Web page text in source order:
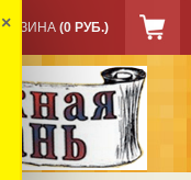
КОРЗИНА (0 РУБ.)
×